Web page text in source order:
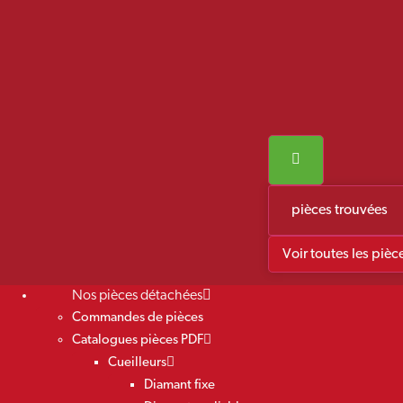
pièces trouvées
Voir toutes les
Nos pièces détachées
Commandes de pièces
Catalogues pièces PDF
Cueilleurs
Diamant fixe